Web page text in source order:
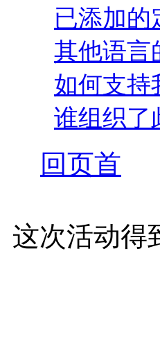
已添加的
其他语言
如何支持
谁组织了
回页首
这次活动得